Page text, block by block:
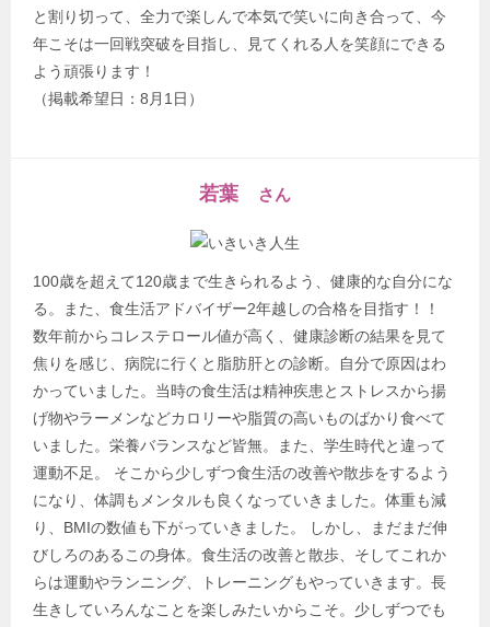
と割り切って、全力で楽しんで本気で笑いに向き合って、今
年こそは一回戦突破を目指し、見てくれる人を笑顔にできる
よう頑張ります！
（掲載希望日：8月1日）
若葉 さん
100歳を超えて120歳まで生きられるよう、健康的な自分にな
る。また、食生活アドバイザー2年越しの合格を目指す！！
数年前からコレステロール値が高く、健康診断の結果を見て
焦りを感じ、病院に行くと脂肪肝との診断。自分で原因はわ
かっていました。当時の食生活は精神疾患とストレスから揚
げ物やラーメンなどカロリーや脂質の高いものばかり食べて
いました。栄養バランスなど皆無。また、学生時代と違って
運動不足。 そこから少しずつ食生活の改善や散歩をするよう
になり、体調もメンタルも良くなっていきました。体重も減
り、BMIの数値も下がっていきました。 しかし、まだまだ伸
びしろのあるこの身体。食生活の改善と散歩、そしてこれか
らは運動やランニング、トレーニングもやっていきます。長
生きしていろんなことを楽しみたいからこそ。少しずつでも